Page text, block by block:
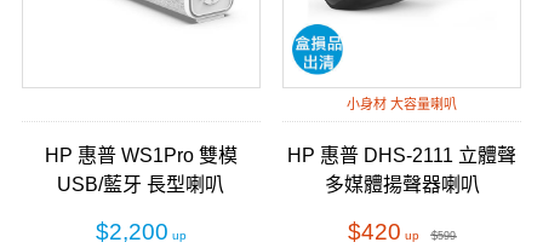
HP 惠普 WS1Pro 雙模
USB/藍牙 長型喇叭
$2,200
小身材 大容量喇叭
HP 惠普 DHS-2111 立體聲
多媒體揚聲器喇叭
$420 $599